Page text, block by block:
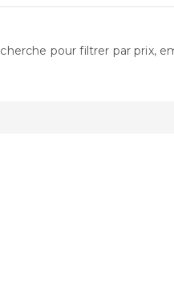
pour filtrer par prix,